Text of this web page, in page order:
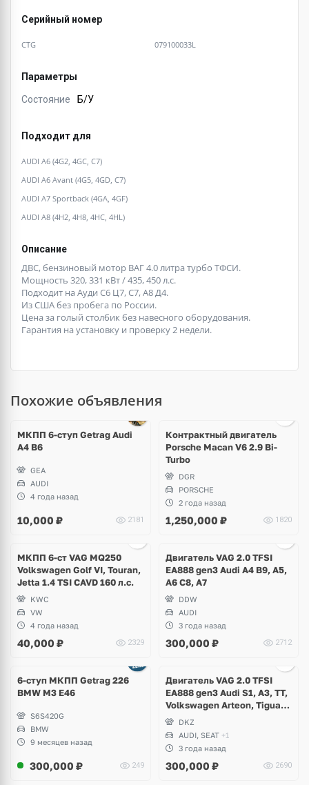
Серийный номер
CTG 079100033L
Параметры
Состояние Б/У
Подходит для
AUDI A6 (4G2, 4GC, C7)
AUDI A6 Avant (4G5, 4GD, C7)
AUDI A7 Sportback (4GA, 4GF)
AUDI A8 (4H2, 4H8, 4HC, 4HL)
Описание
ДВС, бензиновый мотор ВАГ 4.0 литра турбо ТФСИ.
Мощность 320, 331 кВт / 435, 450 л.с.
Подходит на Ауди С6 Ц7, С7, А8 Д4.
Из США без пробега по России.
Цена за голый столбик без навесного оборудования.
Гарантия на установку и проверку 2 недели.
Похожие объявления
МКПП 6-ступ Getrag Audi
A4 B6
GEA
AUDI
4 года назад
10,000 ₽ 2181
Контрактный двигатель
Porsche Macan V6 2.9 Bi-
Turbo
DGR
PORSCHE
2 года назад
1,250,000 ₽ 1820
МКПП 6-ст VAG MQ250
Volkswagen Golf VI, Touran,
Jetta 1.4 TSI CAVD 160 л.с.
KWC
VW
4 года назад
40,000 ₽ 2329
Двигатель VAG 2.0 TFSI
EA888 gen3 Audi A4 B9, A5,
A6 C8, A7
DDW
AUDI
3 года назад
300,000 ₽ 2712
6-ступ МКПП Getrag 226
BMW M3 E46
S6S420G
BMW
9 месяцев назад
300,000 ₽ 249
Двигатель VAG 2.0 TFSI
EA888 gen3 Audi S1, A3, TT,
Volkswagen Arteon, Tiguan,
Passat B8, Seat Ateca
DKZ
AUDI, SEAT +1
3 года назад
300,000 ₽ 2690